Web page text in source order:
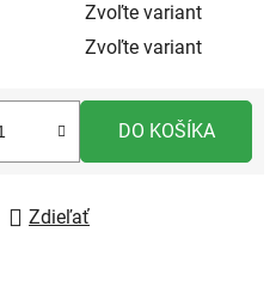
Zvoľte variant
Zvoľte variant
DO KOŠÍKA
Zdieľať